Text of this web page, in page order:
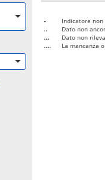
-
Indicatore
..
Dato non
...
Dato non
....
La mancanza